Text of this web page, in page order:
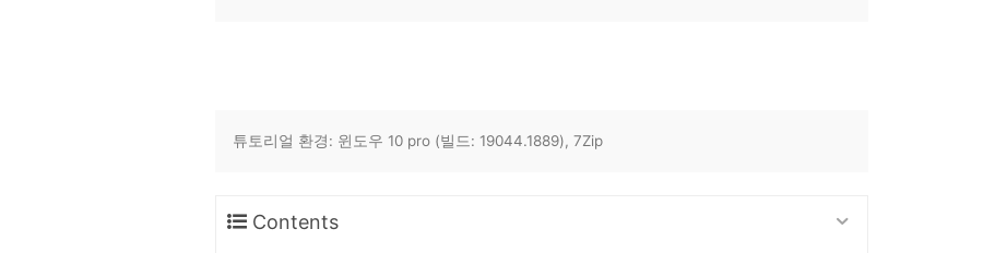
튜토리얼 환경: 윈도우 10 pro (빌드: 19044.1889), 7Zip
Contents